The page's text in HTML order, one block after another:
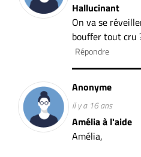
Hallucinant
On va se
bouffer tout cru
Répondre
Anonyme
il y a 16 ans
Amélia à l'aide
Amélia,